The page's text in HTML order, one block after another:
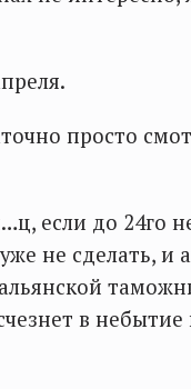
просто
если до 24го
не сделать, и
в небытие